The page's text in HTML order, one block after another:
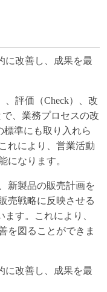
に改善し、成果を最
、評価（Check）、改
、業務プロセスの改
標準にも取り入れら
れにより、営業活動
になります。
新製品の販売計画を
売戦略に反映させる
す。これにより、
を図ることができま
に改善し、成果を最